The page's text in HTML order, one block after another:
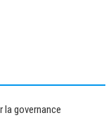
la governance